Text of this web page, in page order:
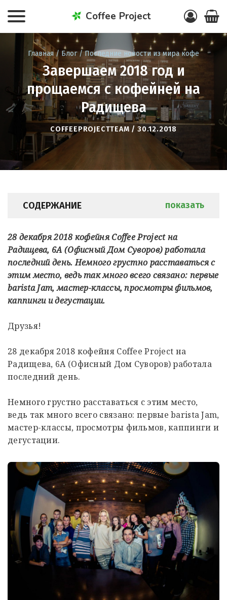
Coffee Project
Главная/ Блог/Последние новости из мира кофе
Завершаем 2018 год и
прощаемся с кофейней на
Радищева
COFFEEPROJECTTEAM / 30.12.2018
СОДЕРЖАНИЕ показать
28 декабря 2018 кофейня Coffee Project на
Радищева, 6А (Офисный Дом Суворов) работала
последний день. Немного грустно расставаться с
этим место, ведь так много всего связано: первые
barista Jam, мастер-классы, просмотры фильмов,
каппинги и дегустации.
Друзья!
28 декабря 2018 кофейня Coffee Project на
Радищева, 6А (Офисный Дом Суворов) работала
последний день.
Немного грустно расставаться с этим место,
ведь так много всего связано: первые barista Jam,
мастер-классы, просмотры фильмов, каппинги и
дегустации.